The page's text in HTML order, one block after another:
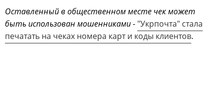
Оставленный в общественном месте чек может
быть использован мошенниками - "Укрпочта" стала
печатать на чеках номера карт и коды клиентов.